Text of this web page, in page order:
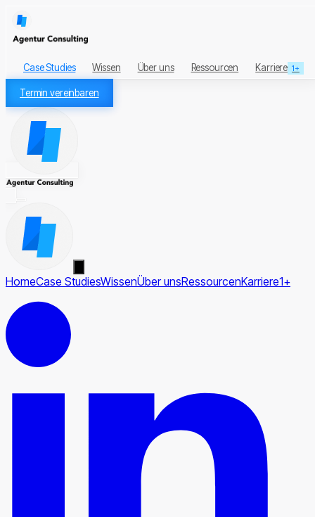
Case Studies Wissen Über uns Ressourcen Karriere 1+
Termin vereinbaren
HomeCase StudiesWissenÜber unsRessourcenKarriere1+